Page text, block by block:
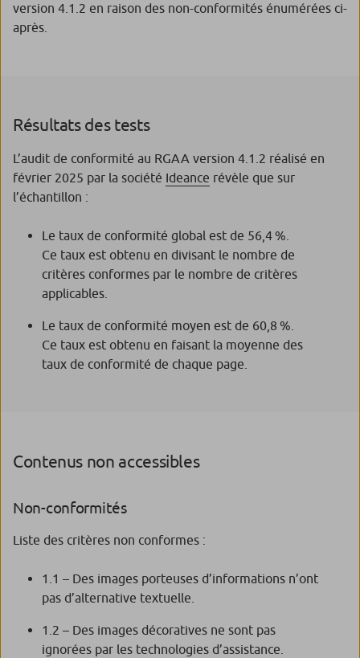
version 4.1.2 en raison des non-conformités énumérées ci-
après.
Résultats des tests
L’audit de conformité au RGAA version 4.1.2 réalisé en
février 2025 par la société Ideance révèle que sur
l’échantillon :
Le taux de conformité global est de 56,4 %.
Ce taux est obtenu en divisant le nombre de
critères conformes par le nombre de critères
applicables.
Le taux de conformité moyen est de 60,8 %.
Ce taux est obtenu en faisant la moyenne des
taux de conformité de chaque page.
Contenus non accessibles
Non-conformités
Liste des critères non conformes :
1.1 – Des images porteuses d’informations n’ont
pas d’alternative textuelle.
1.2 – Des images décoratives ne sont pas
ignorées par les technologies d’assistance.